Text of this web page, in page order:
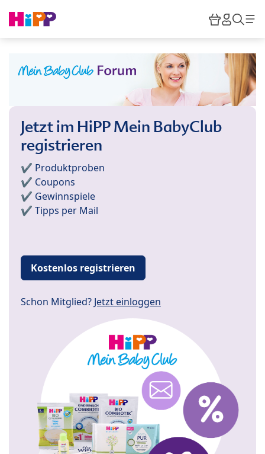
HiPP
Jetzt im HiPP Mein BabyClub
registrieren
✔️ Produktproben
✔️ Coupons
✔️ Gewinnspiele
✔️ Tipps per Mail
Kostenlos registrieren
Schon Mitglied? Jetzt einloggen